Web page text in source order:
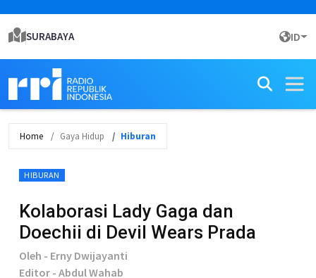
SURABAYA ID
Home Gaya Hidup Hiburan
HIBURAN
Kolaborasi Lady Gaga dan
Doechii di Devil Wears Prada
Oleh - Erny Dwijayanti
Editor - Abdul Wahab